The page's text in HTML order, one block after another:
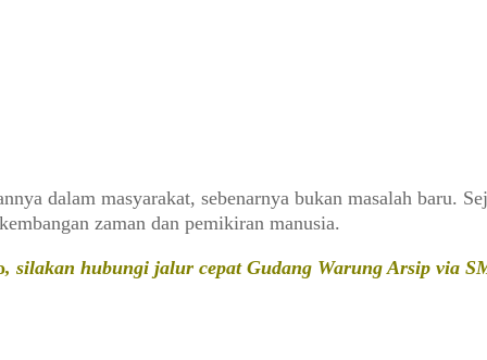
dalam masyarakat, sebenarnya bukan masalah baru.
zaman dan pemikiran manusia.
, silakan hubungi jalur cepat Gudang Warung Arsip via